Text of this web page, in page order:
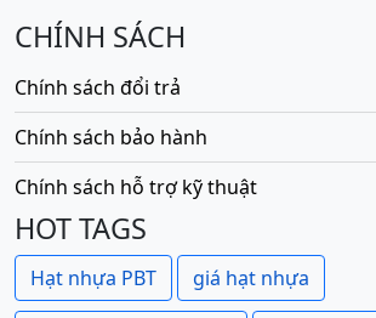
CHÍNH SÁCH
Chính sách đổi trả
Chính sách bảo hành
Chính sách hỗ trợ kỹ thuật
HOT TAGS
Hạt nhựa PBT giá hạt nhựa